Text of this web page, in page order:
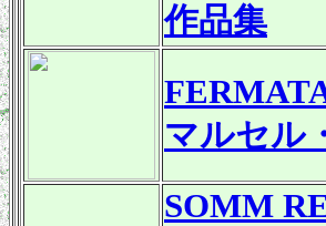
作品集
マルセル
SOMM